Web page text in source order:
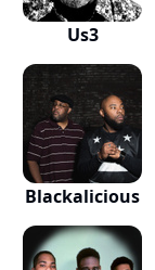
Us3
Blackalicious